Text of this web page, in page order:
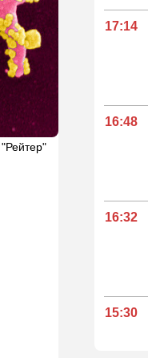
17:14
16:48
16:32
15:30